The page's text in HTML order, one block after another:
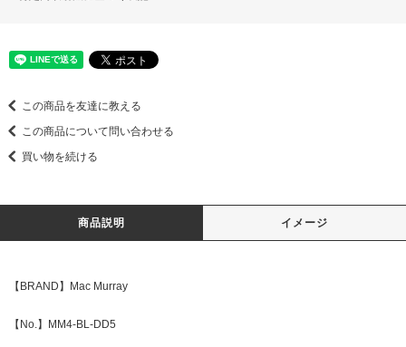
この商品を友達に教える
この商品について問い合わせる
買い物を続ける
商品説明 イメージ
【BRAND】Mac Murray
【No.】MM4-BL-DD5